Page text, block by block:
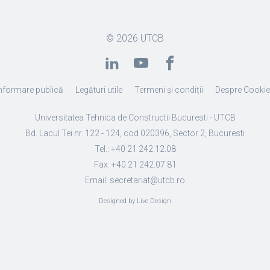
© 2026 UTCB
publică Legături utile Termeni și condiții Despre
Universitatea Tehnica de Constructii Bucuresti - UTCB
Bd. Lacul Tei nr. 122 - 124, cod 020396, Sector 2, Bucuresti
Tel.: +40 21 242.12.08
Fax: +40 21 242.07.81
Email: secretariat@utcb.ro
Designed by Live Design